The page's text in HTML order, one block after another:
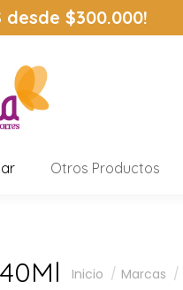
desde $300.000!
Otros Productos
Estás aquí:
Inicio Marcas